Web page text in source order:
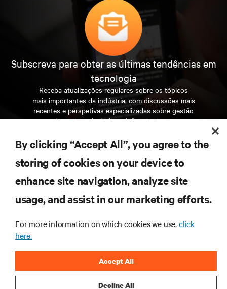
Subscreva para obter as últimas tendências em
tecnologia
Receba atualizações regulares sobre os tópicos
mais importantes da indústria, com discussões mais
recentes e perspetivas especializadas sobre gestão
de centros de dados e infraestruturas.
INSCREVA-SE AGORA
RECURSOS
CORPORATIVO
By clicking “Accept All”, you agree to the
storing of cookies on your device to
enhance site navigation, analyze site
usage, and assist in our marketing efforts.
For more information on which cookies we use,click
here.
Decline All
Accept All